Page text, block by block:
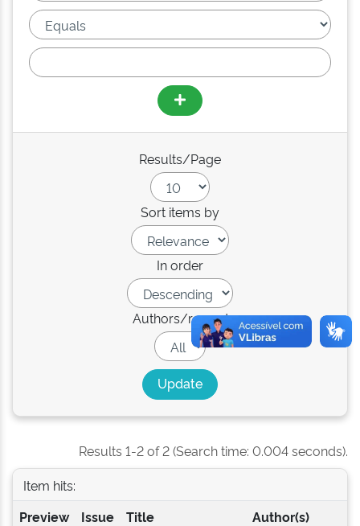
Results/Page
Sort items by
In order
Authors/record
Results 1-2 of 2 (Search time: 0.004 seconds).
Item hits:
Preview
Issue
Title Author(s)